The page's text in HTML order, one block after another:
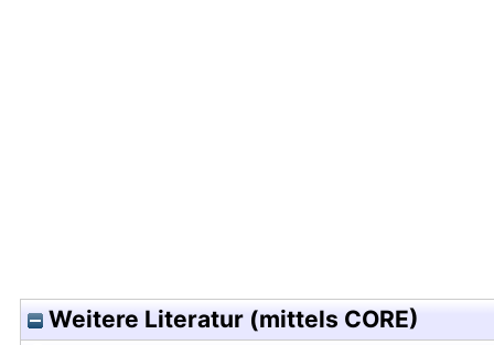
Weitere Literatur (mittels CORE)